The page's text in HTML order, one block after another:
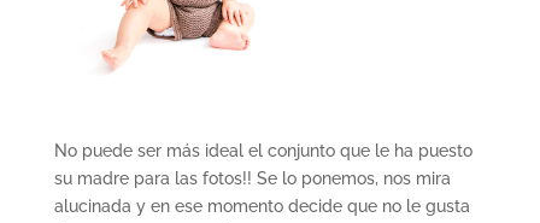
No puede ser más ideal el conjunto que le ha puesto
su madre para las fotos!! Se lo ponemos, nos mira
alucinada y en ese momento decide que no le gusta